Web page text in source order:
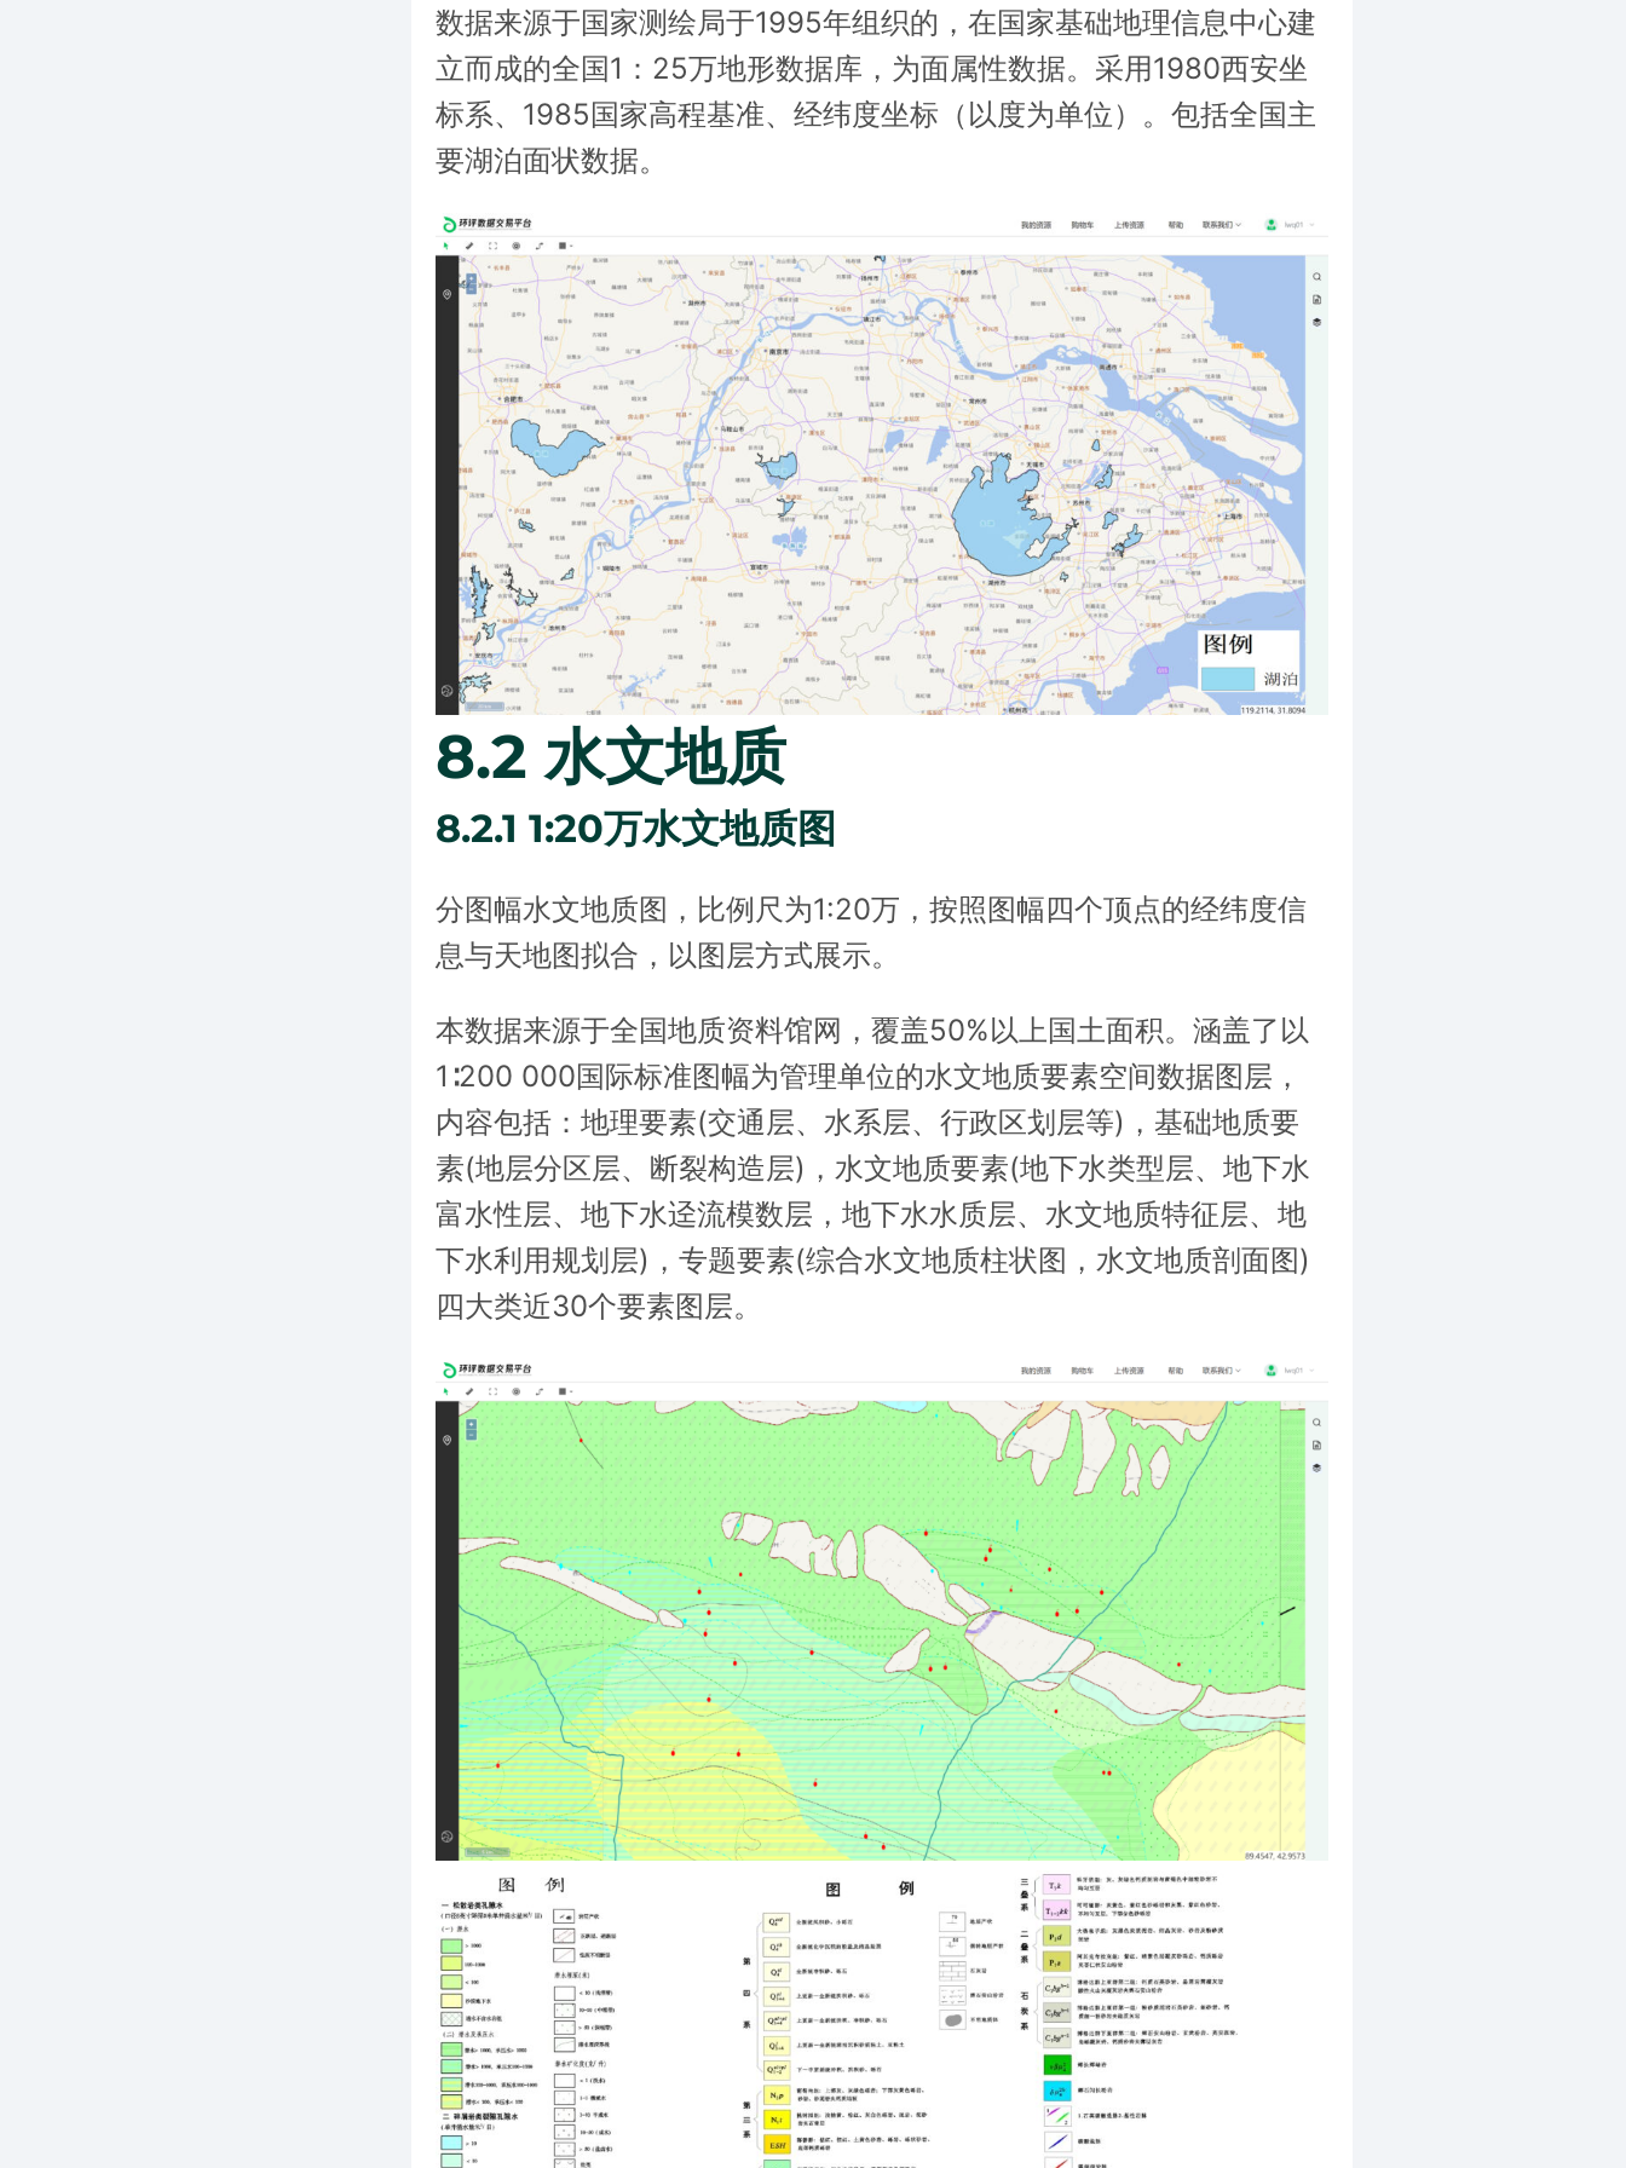
数据来源于国家测绘局于1995年组织的，在国家基础地理信息中心建
立而成的全国1：25万地形数据库，为面属性数据。采用1980西安坐
标系、1985国家高程基准、经纬度坐标（以度为单位）。包括全国主
要湖泊面状数据。
8.2 水文地质
8.2.1 1:20万水文地质图
分图幅水文地质图，比例尺为1:20万，按照图幅四个顶点的经纬度信
息与天地图拟合，以图层方式展示。
本数据来源于全国地质资料馆网，覆盖50%以上国土面积。涵盖了以
1∶200 000国际标准图幅为管理单位的水文地质要素空间数据图层，
内容包括：地理要素(交通层、水系层、行政区划层等)，基础地质要
素(地层分区层、断裂构造层)，水文地质要素(地下水类型层、地下水
富水性层、地下水迳流模数层，地下水水质层、水文地质特征层、地
下水利用规划层)，专题要素(综合水文地质柱状图，水文地质剖面图)
四大类近30个要素图层。